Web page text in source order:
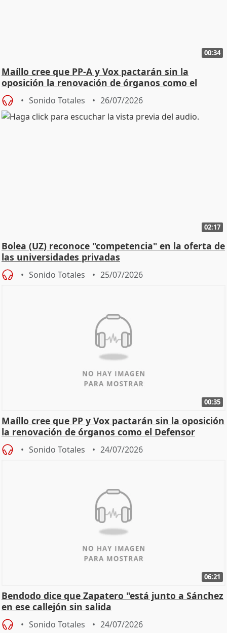
00:34
Maíllo cree que PP-A y Vox pactarán sin la
oposición la renovación de órganos como el
Defensor
Sonido Totales 26/07/2026
02:17
Bolea (UZ) reconoce "competencia" en la oferta de
las universidades privadas
Sonido Totales 25/07/2026
00:35
Maíllo cree que PP y Vox pactarán sin la oposición
la renovación de órganos como el Defensor
Sonido Totales 24/07/2026
06:21
Bendodo dice que Zapatero "está junto a Sánchez
en ese callejón sin salida
Sonido Totales 24/07/2026